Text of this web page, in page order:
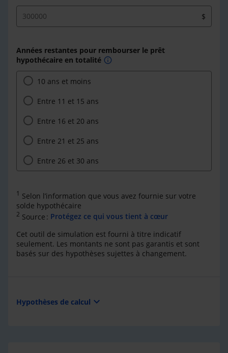
$
Années restantes pour rembourser le prêt
hypothécaire en totalité info
10 ans et moins
Entre 11 et 15 ans
Entre 16 et 20 ans
Entre 21 et 25 ans
Entre 26 et 30 ans
1 Selon l’information que vous avez fournie sur votre
solde hypothécaire
2 Source : Protégez ce qui vous tient à cœur
Cet outil de simulation est fourni à titre indicatif
seulement. Les montants ne sont pas garantis et sont
basés sur des hypothèses sujettes à changement.
Hypothèses de calcul expand_more